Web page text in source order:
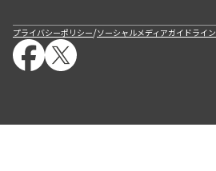
プライバシーポリシー/ソーシャルメディアガイドライン